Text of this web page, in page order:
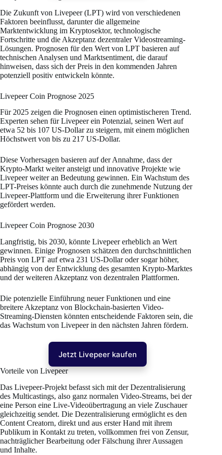
Die Zukunft von Livepeer (LPT) wird von verschiedenen
Faktoren beeinflusst, darunter die allgemeine
Marktentwicklung im Kryptosektor, technologische
Fortschritte und die Akzeptanz dezentraler Videostreaming-
Lösungen. Prognosen für den Wert von LPT basieren auf
technischen Analysen und Marktsentiment, die darauf
hinweisen, dass sich der Preis in den kommenden Jahren
potenziell positiv entwickeln könnte.
Livepeer Coin Prognose 2025
Für 2025 zeigen die Prognosen einen optimistischeren Trend.
Experten sehen für Livepeer ein Potenzial, seinen Wert auf
etwa 52 bis 107 US-Dollar zu steigern, mit einem möglichen
Höchstwert von bis zu 217 US-Dollar.
Diese Vorhersagen basieren auf der Annahme, dass der
Krypto-Markt weiter ansteigt und innovative Projekte wie
Livepeer weiter an Bedeutung gewinnen. Ein Wachstum des
LPT-Preises könnte auch durch die zunehmende Nutzung der
Livepeer-Plattform und die Erweiterung ihrer Funktionen
gefördert werden​.
Livepeer Coin Prognose 2030
Langfristig, bis 2030, könnte Livepeer erheblich an Wert
gewinnen. Einige Prognosen schätzen den durchschnittlichen
Preis von LPT auf etwa 231 US-Dollar oder sogar höher,
abhängig von der Entwicklung des gesamten Krypto-Marktes
und der weiteren Akzeptanz von dezentralen Plattformen.
Die potenzielle Einführung neuer Funktionen und eine
breitere Akzeptanz von Blockchain-basierten Video-
Streaming-Diensten könnten entscheidende Faktoren sein, die
das Wachstum von Livepeer in den nächsten Jahren fördern​.
Jetzt Livepeer kaufen
Vorteile von Livepeer
Das Livepeer-Projekt befasst sich mit der Dezentralisierung
des Multicastings, also ganz normalen Video-Streams, bei der
eine Person eine Live-Videoübertragung an viele Zuschauer
gleichzeitig sendet. Die Dezentralisierung ermöglicht es den
Content Creatorn, direkt und aus erster Hand mit ihrem
Publikum in Kontakt zu treten, vollkommen frei von Zensur,
nachträglicher Bearbeitung oder Fälschung ihrer Aussagen
und Inhalte.